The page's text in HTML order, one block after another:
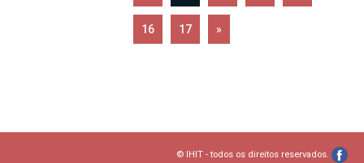
16 17 »
© IHIT - todos os direitos reservados.